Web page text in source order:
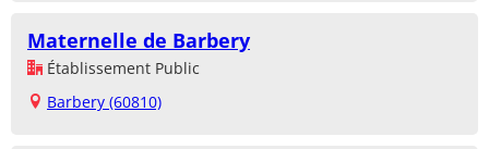
Maternelle de Barbery
Établissement Public
Barbery (60810)